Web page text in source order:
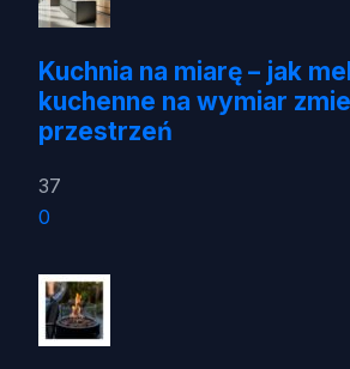
Kuchnia na miarę – jak
kuchenne na wymiar
przestrzeń
37
0